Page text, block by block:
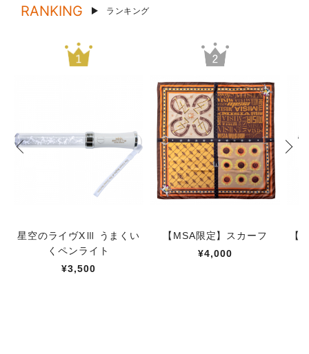
RANKING ランキング
星空のライヴXⅢ うまくい
くペンライト
¥3,500
【MSA限定】スカーフ
¥4,000
【